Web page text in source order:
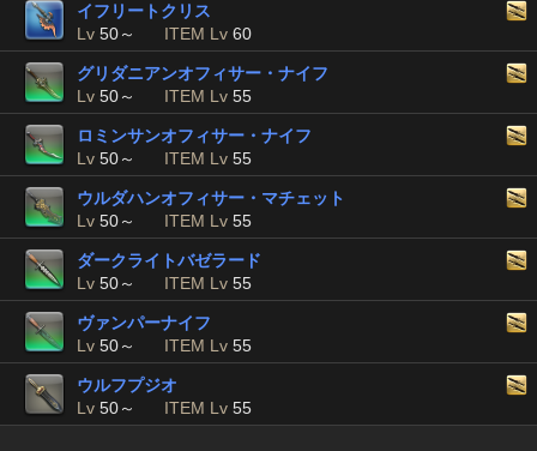
イフリートクリス
Lv 50～ ITEM Lv 60
グリダニアンオフィサー・ナイフ
Lv 50～ ITEM Lv 55
ロミンサンオフィサー・ナイフ
Lv 50～ ITEM Lv 55
ウルダハンオフィサー・マチェット
Lv 50～ ITEM Lv 55
ダークライトバゼラード
Lv 50～ ITEM Lv 55
ヴァンパーナイフ
Lv 50～ ITEM Lv 55
ウルフプジオ
Lv 50～ ITEM Lv 55